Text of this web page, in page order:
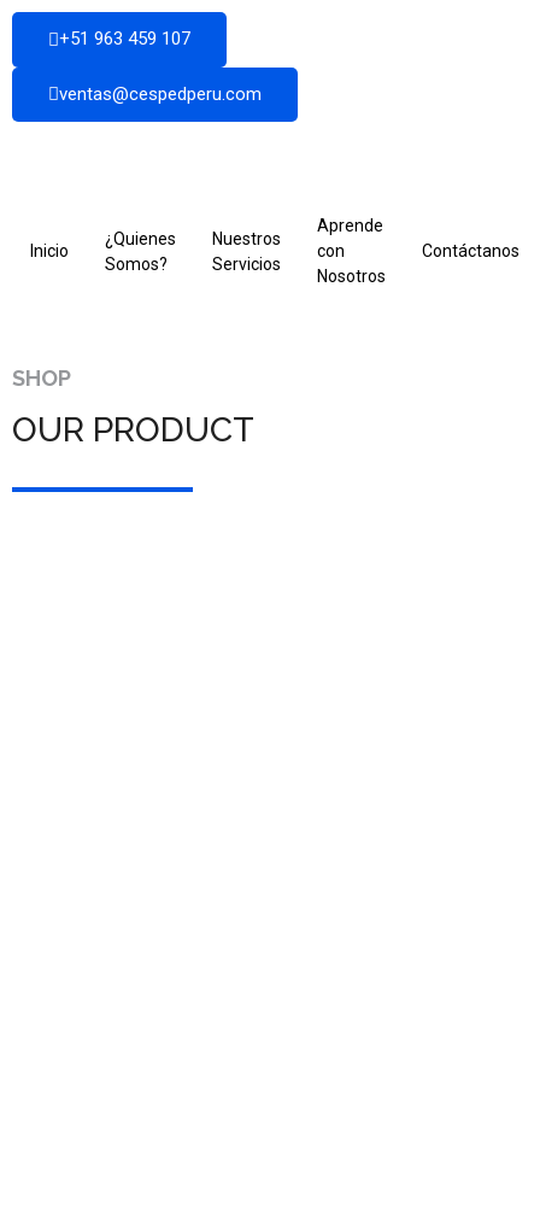
+51 963 459 107
ventas@cespedperu.com
Inicio
¿Quienes
Somos?
Nuestros
Servicios
Aprende
con
Nosotros
Contáctanos
SHOP
OUR PRODUCT